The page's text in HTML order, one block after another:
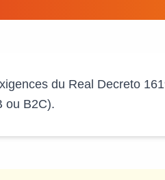
du Real Decreto
ou B2C).